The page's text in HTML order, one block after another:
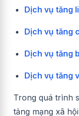
Dịch vụ tăng
Dịch vụ tăng
Dịch vụ tăng
Dịch vụ tăng
Trong quá trình
tảng mạng xã